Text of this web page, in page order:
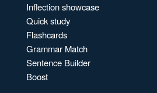
Inflection showcase
Quick study
Flashcards
Grammar Match
Sentence Builder
Boost